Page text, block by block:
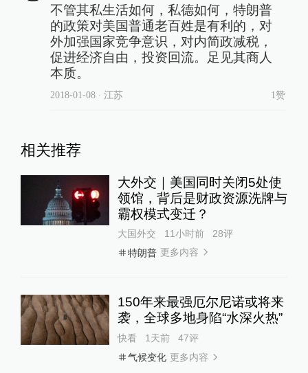
不管其私生活如何，私德如何，特朗普
的政策对美国普通老百姓是有利的，对
外加强国家竞争意识，对内简政减税，
促进经济自由，投资回流。足见其商人
本质。
2018-01-08∙ 江苏 1赞
相关推荐
大外交｜美国同时关闭5处使
领馆，背后是财政资源洗牌与
霸权模式变迁？
大国外交 11小时前 28评
特朗普 更多内容
150年来最强厄尔尼诺或将来
袭，全球多地身陷“水深火热”
快看 1天前 47评
气候变化 更多内容